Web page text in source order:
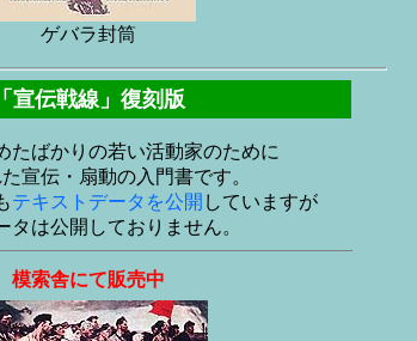
ゲバラ封筒
「宣伝戦線」復刻版
たばかりの若い活動家のために
宣伝・扇動の入門書です。
テキストデータを公開 していますが
タは公開しておりません。
模索舎にて販売中